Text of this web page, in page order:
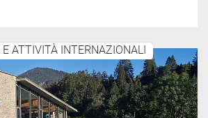
E ATTIVITÀ INTERNAZIONALI